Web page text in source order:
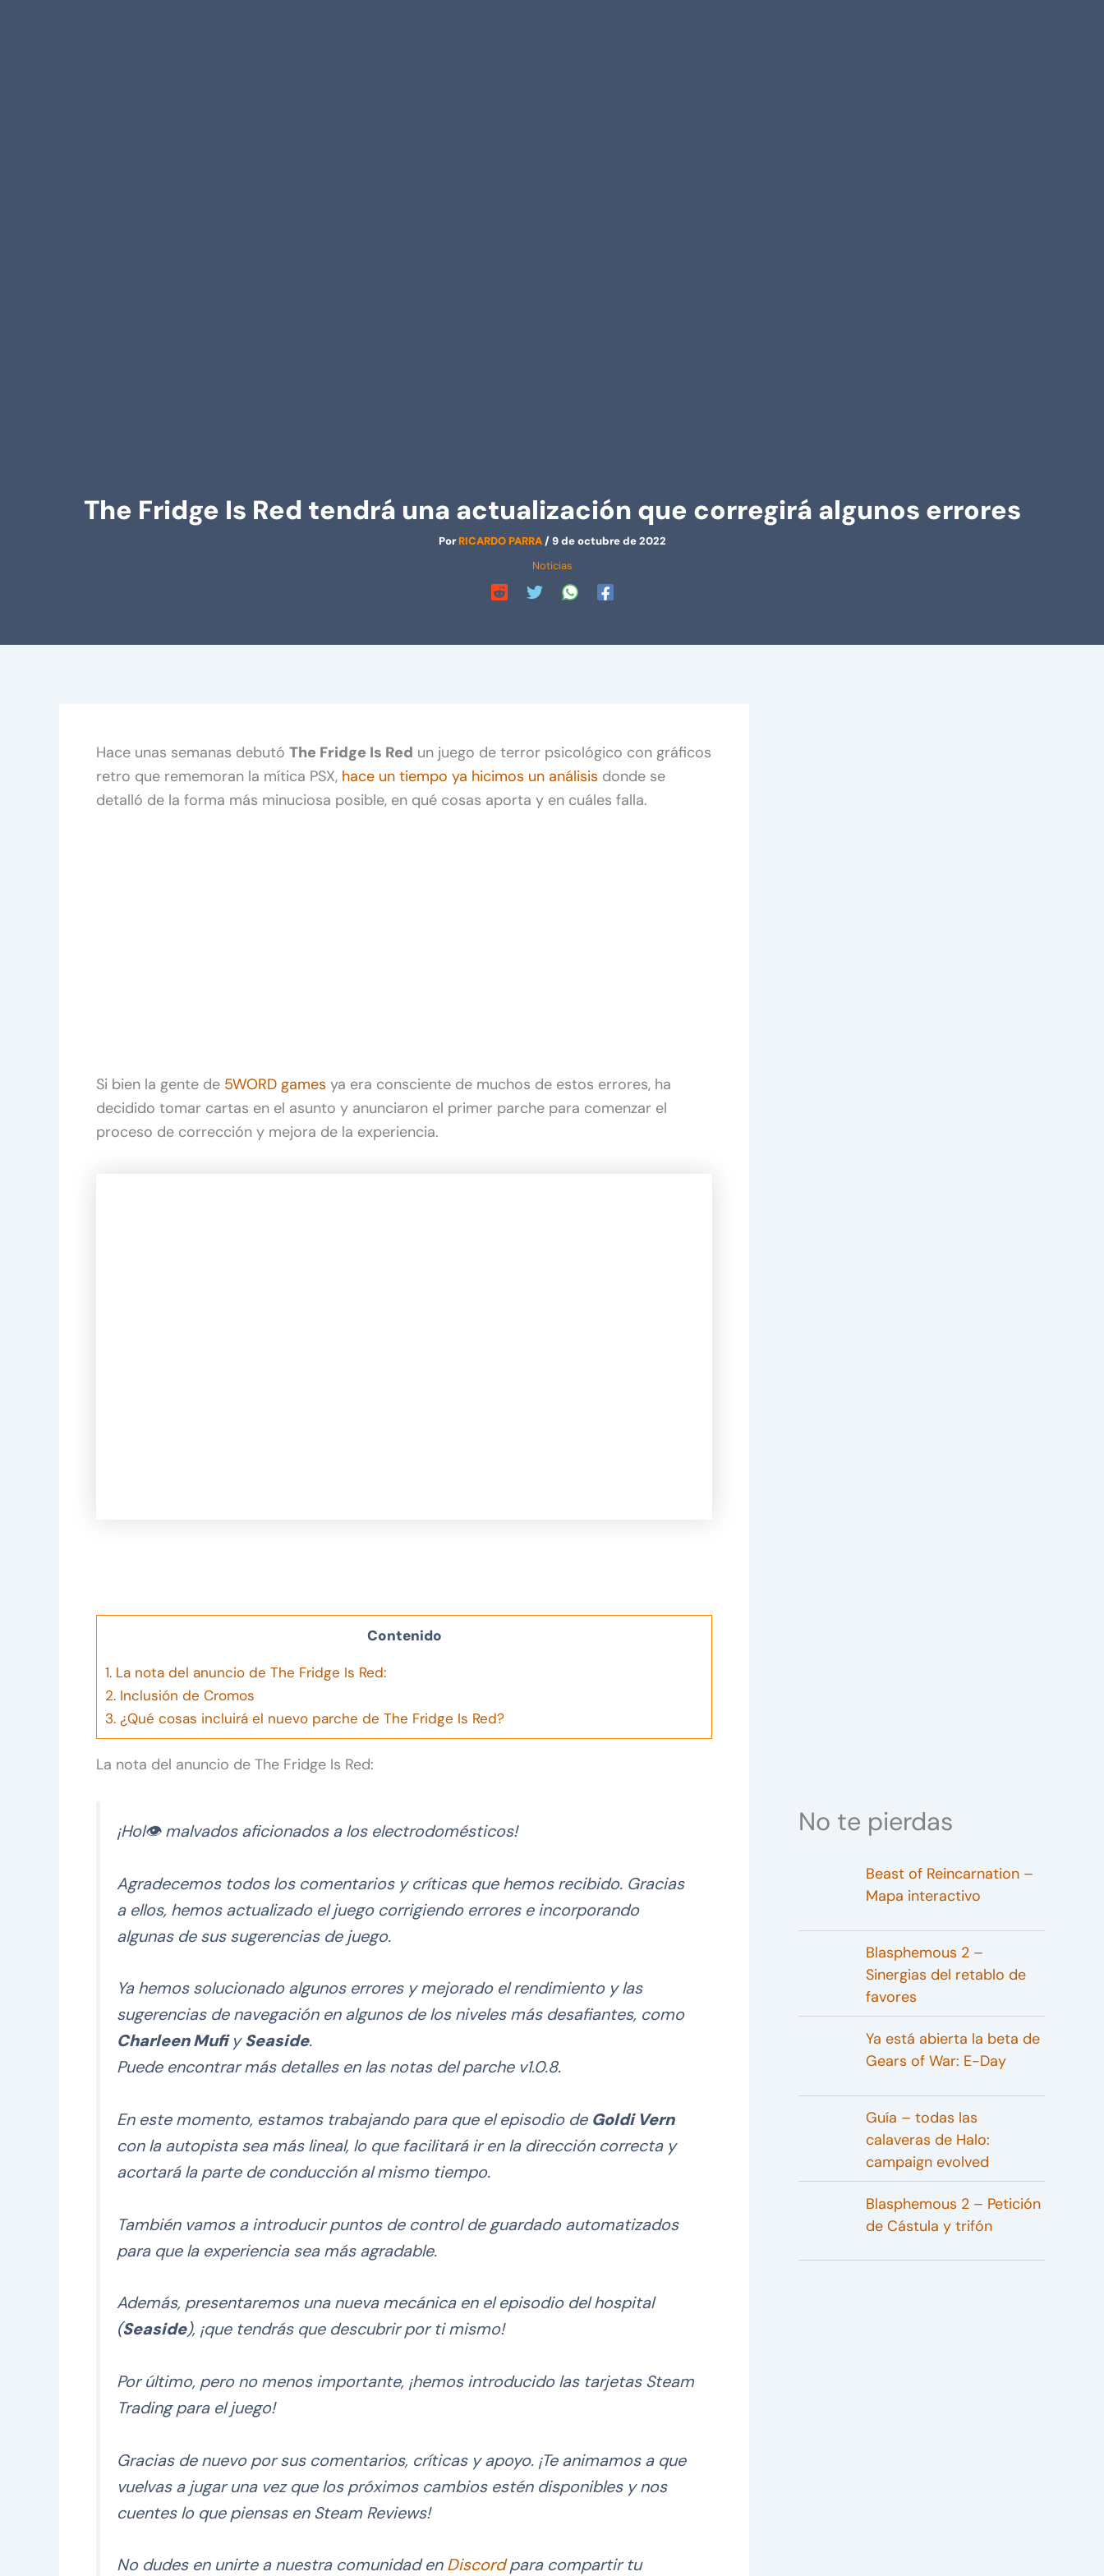
The Fridge Is Red tendrá una actualización que corregirá algunos errores
PorRICARDO PARRA/9 de octubre de 2022
Noticias
Hace unas semanas debutó The Fridge Is Red un juego de terror psicológico con gráficos
retro que rememoran la mítica PSX, hace un tiempo ya hicimos un análisis donde se
detalló de la forma más minuciosa posible, en qué cosas aporta y en cuáles falla.
Si bien la gente de 5WORD games ya era consciente de muchos de estos errores, ha
decidido tomar cartas en el asunto y anunciaron el primer parche para comenzar el
proceso de corrección y mejora de la experiencia.
Contenido
1. La nota del anuncio de The Fridge Is Red:
2. Inclusión de Cromos
3. ¿Qué cosas incluirá el nuevo parche de The Fridge Is Red?
La nota del anuncio de The Fridge Is Red:
¡Hol👁 malvados aficionados a los electrodomésticos!
Agradecemos todos los comentarios y críticas que hemos recibido. Gracias
a ellos, hemos actualizado el juego corrigiendo errores e incorporando
algunas de sus sugerencias de juego.
Ya hemos solucionado algunos errores y mejorado el rendimiento y las
sugerencias de navegación en algunos de los niveles más desafiantes, como
Charleen MufiySeaside.
Puede encontrar más detalles en las notas del parche v1.0.8.
En este momento, estamos trabajando para que el episodio de Goldi Vern
con la autopista sea más lineal, lo que facilitará ir en la dirección correcta y
acortará la parte de conducción al mismo tiempo.
También vamos a introducir puntos de control de guardado automatizados
para que la experiencia sea más agradable.
Además, presentaremos una nueva mecánica en el episodio del hospital
(Seaside), ¡que tendrás que descubrir por ti mismo!
Por último, pero no menos importante, ¡hemos introducido las tarjetas Steam
Trading para el juego!
Gracias de nuevo por sus comentarios, críticas y apoyo. ¡Te animamos a que
vuelvas a jugar una vez que los próximos cambios estén disponibles y nos
cuentes lo que piensas en Steam Reviews!
No dudes en unirte a nuestra comunidad enDiscordpara compartir tu
No te pierdas
Beast of Reincarnation –
Mapa interactivo
Blasphemous 2 –
Sinergias del retablo de
favores
Ya está abierta la beta de
Gears of War: E-Day
Guía – todas las
calaveras de Halo:
campaign evolved
Blasphemous 2 – Petición
de Cástula y trifón